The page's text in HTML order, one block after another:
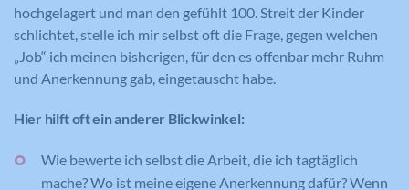
hochgelagert und man den gefühlt 100. Streit der Kinder
schlichtet, stelle ich mir selbst oft die Frage, gegen welchen
„Job“ ich meinen bisherigen, für den es offenbar mehr Ruhm
und Anerkennung gab, eingetauscht habe.
Hier hilft oft ein anderer Blickwinkel:
Wie bewerte ich selbst die Arbeit, die ich tagtäglich
mache? Wo ist meine eigene Anerkennung dafür? Wenn
Name _ga
Registriert eine eindeutige ID, die
Name VISITOR_INFO1_LIVE
Anbieter YouTube
Laufzeit 179 Tage
Zweck
Versucht, die Benutzerbandbreite auf
Seiten mit integrierten YouTube-Videos